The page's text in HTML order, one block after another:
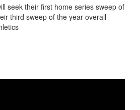
seek their first home series sweep of
third sweep of the year overall